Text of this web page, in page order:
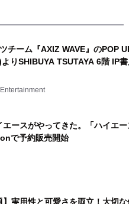
チーム『AXIZ WAVE』のPOP
りSHIBUYA TSUTAYA 6階 IP
エースがやってきた。「ハイエ
で予約販売開始
】実用性と可愛さを両立！大切